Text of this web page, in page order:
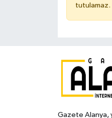
tutulamaz.
Gazete Alanya,